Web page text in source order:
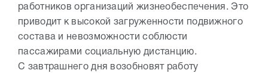
работников организаций жизнеобеспечения. Это
приводит к высокой загруженности подвижного
состава и невозможности соблюсти
пассажирами социальную дистанцию.
С завтрашнего дня возобновят работу